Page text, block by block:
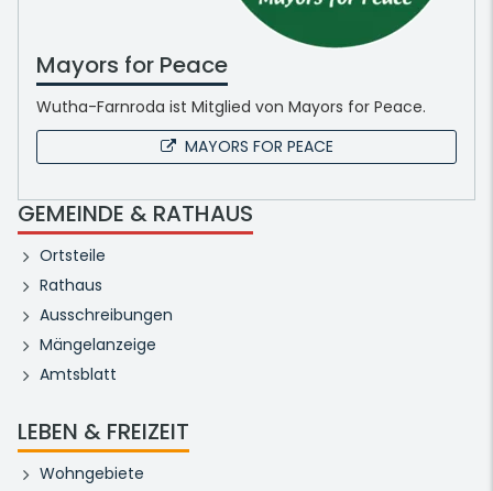
Mayors for Peace
Wutha-Farnroda ist Mitglied von Mayors for Peace.
MAYORS FOR PEACE
GEMEINDE & RATHAUS
Ortsteile
Rathaus
Ausschreibungen
Mängelanzeige
Amtsblatt
LEBEN & FREIZEIT
Wohngebiete